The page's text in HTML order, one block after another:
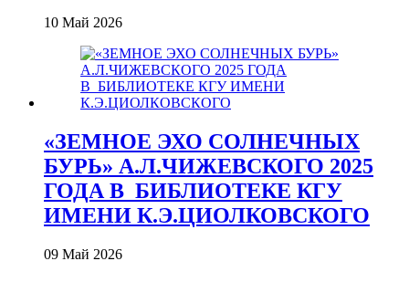
10 Май 2026
«ЗЕМНОЕ ЭХО СОЛНЕЧНЫХ
БУРЬ» А.Л.ЧИЖЕВСКОГО 2025
ГОДА В_БИБЛИОТЕКЕ КГУ
ИМЕНИ К.Э.ЦИОЛКОВСКОГО
09 Май 2026